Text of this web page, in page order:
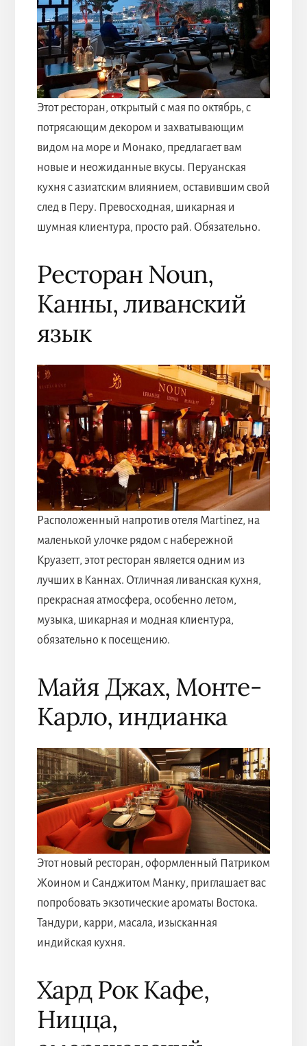
Этот ресторан, открытый с мая по октябрь, с
потрясающим декором и захватывающим
видом на море и Монако, предлагает вам
новые и неожиданные вкусы. Перуанская
кухня с азиатским влиянием, оставившим свой
след в Перу. Превосходная, шикарная и
шумная клиентура, просто рай. Обязательно.
Ресторан Noun,
Канны, ливанский
язык
Расположенный напротив отеля Martinez, на
маленькой улочке рядом с набережной
Круазетт, этот ресторан является одним из
лучших в Каннах. Отличная ливанская кухня,
прекрасная атмосфера, особенно летом,
музыка, шикарная и модная клиентура,
обязательно к посещению.
Майя Джах, Монте-
Карло, индианка
Этот новый ресторан, оформленный Патриком
Жоином и Санджитом Манку, приглашает вас
попробовать экзотические ароматы Востока.
Тандури, карри, масала, изысканная
индийская кухня.
Хард Рок Кафе,
Ницца,